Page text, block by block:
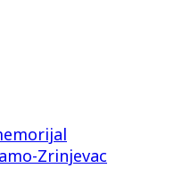
Zrinjevac